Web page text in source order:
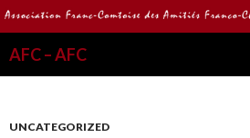
AFC – AFC
UNCATEGORIZED